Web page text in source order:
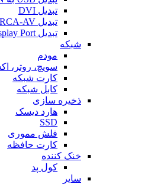
تبدیل DVI
تبدیل RCA-AV
تبدیل Display Port
شبکه
مودم
سویچ، روتر،
کارت شبکه
کابل شبکه
ذخیره سازی
هارد دیسک
SSD
فلش مموری
کارت حافظه
خنک کننده
کول پد
سایر